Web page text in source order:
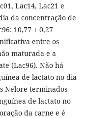
Lac14, Lac21 e
da concentração de
10,77 ± 0,27
entre os
maturada e a
(Lac96). Não há
de lactato no dia
Nelore terminados
de lactato no
da carne e é